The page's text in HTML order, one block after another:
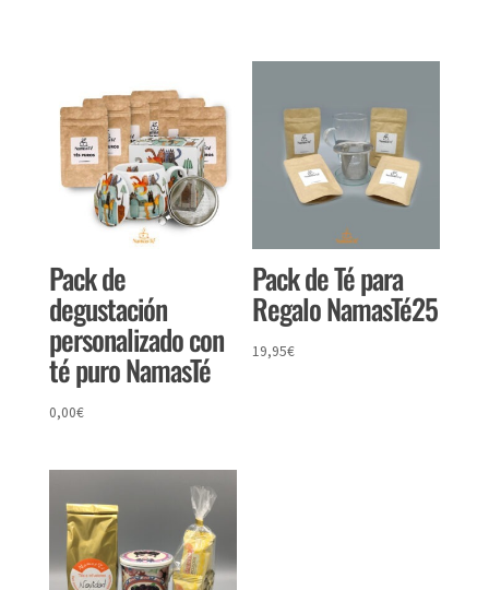
Pack de
degustación
personalizado con
té puro NamasTé
0,00€
Pack de Té para
Regalo NamasTé25
19,95€